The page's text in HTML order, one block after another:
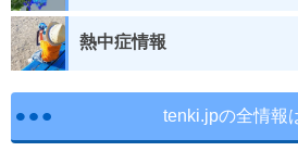
熱中症情報
tenki.jpの全情報